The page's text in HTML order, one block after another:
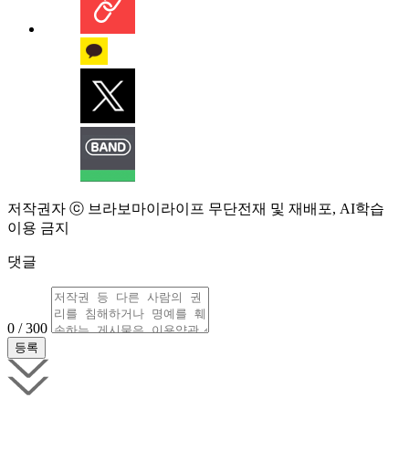
저작권자 ⓒ 브라보마이라이프 무단전재 및 재배포, AI학습
이용 금지
댓글
0 / 300